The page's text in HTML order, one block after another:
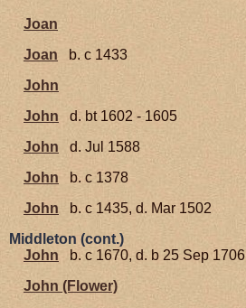
Joan
Joan
b. c 1433
John
John
d. bt 1602 - 1605
John
d. Jul 1588
John
b. c 1378
John
b. c 1435, d. Mar 1502
Middleton (cont.)
John
b. c 1670, d. b 25 Sep 1706
John (Flower)